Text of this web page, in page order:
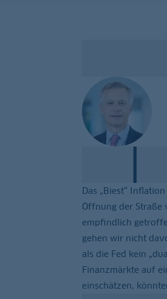
Das „Biest“
Öffnung der
empfindlich
gehen wir nicht
als die Fed kein
Finanzmärkte auf
einschätzen,